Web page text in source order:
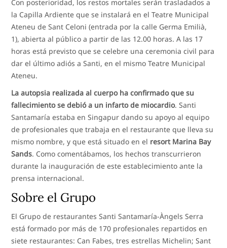
Con posterioridad, los restos mortales serán trasladados a
la Capilla Ardiente que se instalará en el Teatre Municipal
Ateneu de Sant Celoni (entrada por la calle Germa Emilià,
1), abierta al público a partir de las 12.00 horas. A las 17
horas está previsto que se celebre una ceremonia civil para
dar el último adiós a Santi, en el mismo Teatre Municipal
Ateneu.
La autopsia realizada al cuerpo ha confirmado que su
fallecimiento se debió a un infarto de miocardio. Santi
Santamaría estaba en Singapur dando su apoyo al equipo
de profesionales que trabaja en el restaurante que lleva su
mismo nombre, y que está situado en el resort Marina Bay
Sands. Como comentábamos, los hechos transcurrieron
durante la inauguración de este establecimiento ante la
prensa internacional.
Sobre el Grupo
El Grupo de restaurantes Santi Santamaría-Àngels Serra
está formado por más de 170 profesionales repartidos en
siete restaurantes: Can Fabes, tres estrellas Michelin; Sant